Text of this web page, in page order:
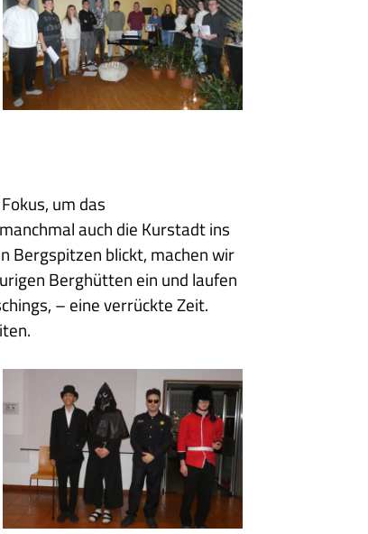
um das
auch die Kurstadt ins
Bergspitzen blickt, machen wir
Berghütten ein und laufen
– eine verrückte Zeit.
02
Faschingsabend
2